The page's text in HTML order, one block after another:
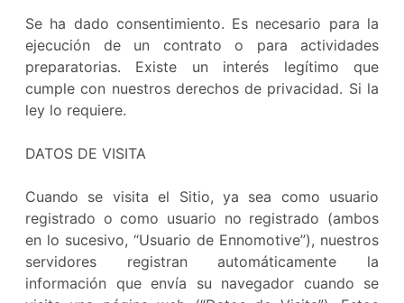
Se ha dado consentimiento. Es necesario para la
ejecución de un contrato o para actividades
preparatorias. Existe un interés legítimo que
cumple con nuestros derechos de privacidad. Si la
ley lo requiere.
DATOS DE VISITA
Cuando se visita el Sitio, ya sea como usuario
registrado o como usuario no registrado (ambos
en lo sucesivo, “Usuario de Ennomotive”), nuestros
servidores registran automáticamente la
información que envía su navegador cuando se